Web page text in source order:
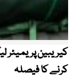
کرنے کا فیصلہ